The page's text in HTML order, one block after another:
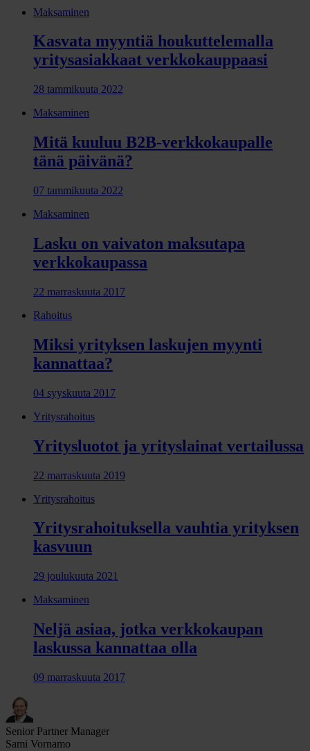
Maksaminen
Kasvata myyntiä houkuttelemalla
yritysasiakkaat verkkokauppaasi
28 tammikuuta 2022
Maksaminen
Mitä kuuluu B2B-verkkokaupalle
tänä päivänä?
07 tammikuuta 2022
Maksaminen
Lasku on vaivaton maksutapa
verkkokaupassa
22 marraskuuta 2017
Rahoitus
Miksi yrityksen laskujen myynti
kannattaa?
04 syyskuuta 2017
Yritysrahoitus
Yritysluotot ja yrityslainat vertailussa
22 marraskuuta 2019
Yritysrahoitus
Yritysrahoituksella vauhtia yrityksen
kasvuun
29 joulukuuta 2021
Maksaminen
Neljä asiaa, jotka verkkokaupan
laskussa kannattaa olla
09 marraskuuta 2017
Senior Partner Manager
Sami Vornamo